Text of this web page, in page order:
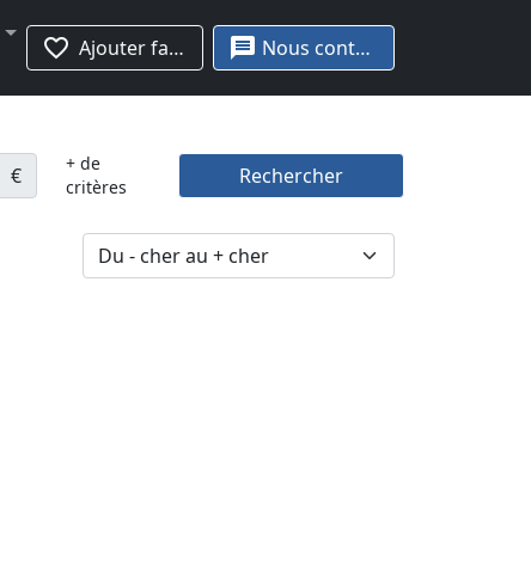
favorite_border Ajouter favoris message Nous contacter
€
+ de
critères
Rechercher